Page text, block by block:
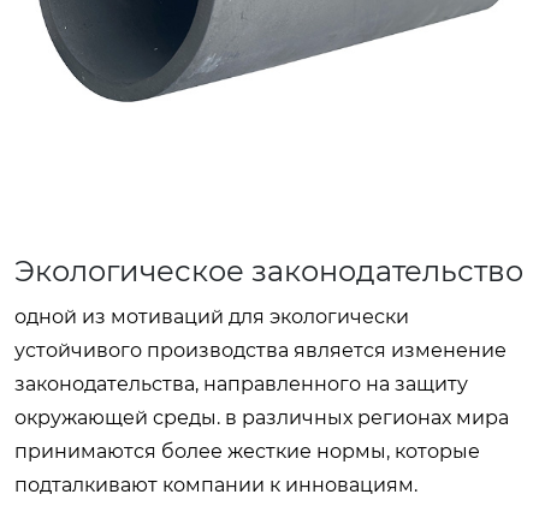
Экологическое законодательство
одной из мотиваций для экологически
устойчивого производства является изменение
законодательства, направленного на защиту
окружающей среды. в различных регионах мира
принимаются более жесткие нормы, которые
подталкивают компании к инновациям.